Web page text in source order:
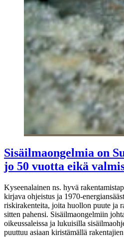
Sisäilmaongelmia on
jo 50 vuotta eikä
Kyseenalainen ns. hyvä
kirjava ohjeistus ja 1970-
riskirakenteita, joita huollon puute ja
sitten pahensi. Sisäilmaongelmiin
oikeussaleissa ja lukuisilla
puuttuu asiaan kiristämällä